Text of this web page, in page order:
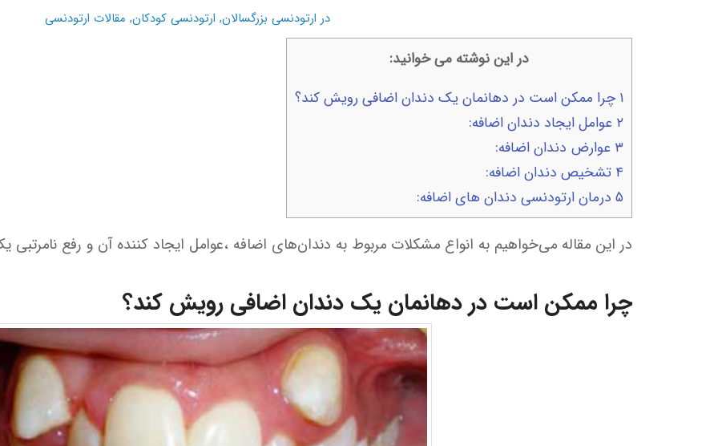
در ارتودنسی بزرگسالان, ارتودنسی کودکان, مقالات ارتودنسی
در این نوشته می خوانید:
۱ چرا ممکن است در دهانمان یک دندان اضافی رویش کند؟
۲ عوامل ایجاد دندان اضافه:
۳ عوارض دندان اضافه:
۴ تشخیص دندان اضافه:
۵ درمان ارتودنسی دندان های اضافه:
در این مقاله می‌خواهیم به انواع مشکلات مربوط به دندان‌های اضافه ،عوامل ایجاد کننده آن و رفع نامرتبی
چرا ممکن است در دهانمان یک دندان اضافی رویش کند؟